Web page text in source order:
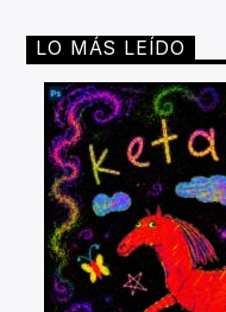
LO MÁS LEÍDO